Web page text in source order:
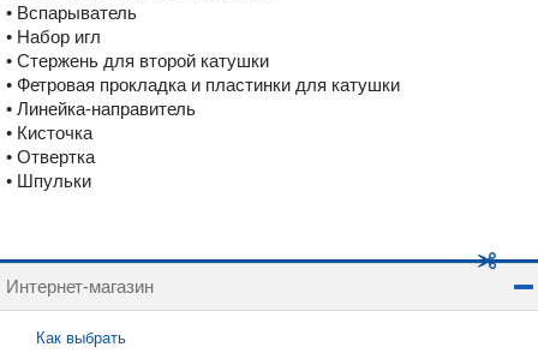
• Вспарыватель
• Набор игл
• Стержень для второй катушки
• Фетровая прокладка и пластинки для катушки
• Линейка-направитель
• Кисточка
• Отверткa
• Шпульки
Интернет-магазин
Как выбрать